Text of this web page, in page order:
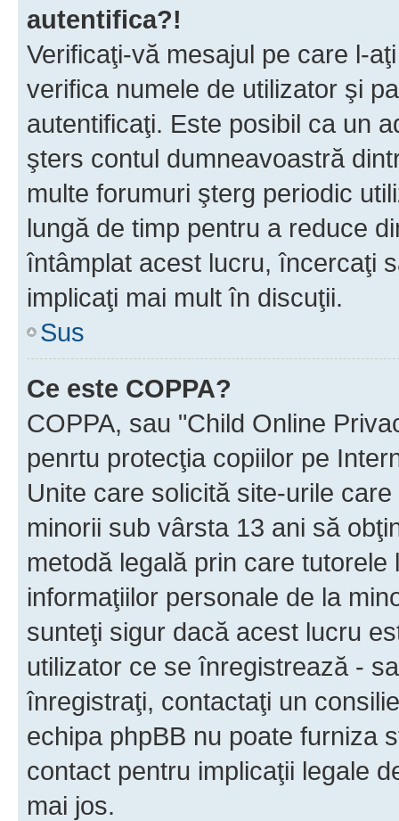
autentifica?!
Verificaţi-vă mesajul pe care l-
verifica numele de utilizator şi
autentificaţi. Este posibil ca un
şters contul dumneavoastră
multe forumuri şterg periodic
lungă de timp pentru a reduce
întâmplat acest lucru, încercaţi
implicaţi mai mult în discuţii.
Sus
Ce este COPPA?
COPPA, sau "Child Online
penrtu protecţia copiilor pe
Unite care solicită site-urile
minorii sub vârsta 13 ani să
metodă legală prin care
informaţiilor personale de la
sunteţi sigur dacă acest lucru
utilizator ce se înregistrează -
înregistraţi, contactaţi un
echipa phpBB nu poate furniza
contact pentru implicaţii legale
mai jos.